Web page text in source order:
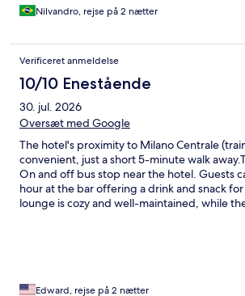
Nilvandro, rejse på 2 nætter
Verificeret anmeldelse
10/10 Enestående
30. jul. 2026
Oversæt med Google
The hotel's proximity to Milano Centrale
convenient, just a short 5-minute walk
On and off bus stop near the hotel. Guests
hour at the bar offering a drink and snack
lounge is cozy and well-maintained, while
Edward, rejse på 2 nætter